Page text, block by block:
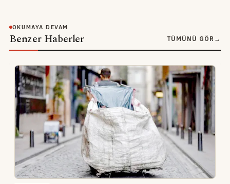
OKUMAYA DEVAM
Benzer Haberler TÜMÜNÜ GÖR →